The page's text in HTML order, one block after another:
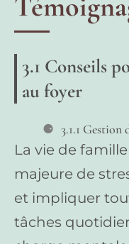
3.1 Conseils
au foyer
3.1.1
La vie de
majeure de
et impliquer
tâches